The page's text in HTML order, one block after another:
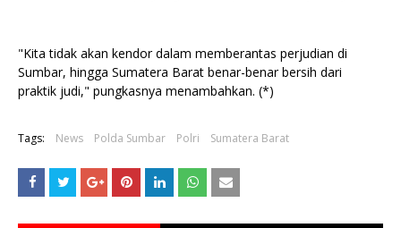
"Kita tidak akan kendor dalam memberantas perjudian di
Sumbar, hingga Sumatera Barat benar-benar bersih dari
praktik judi," pungkasnya menambahkan. (*)
Tags: News Polda Sumbar Polri Sumatera Barat